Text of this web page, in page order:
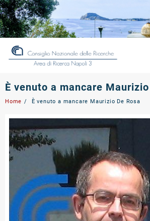
Skip
to
content
È venuto a mancare Maurizio
Home È venuto a mancare Maurizio De Rosa